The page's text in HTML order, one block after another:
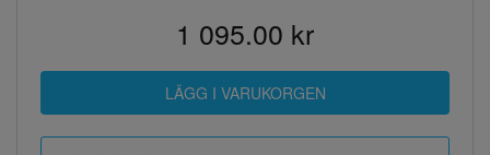
1 095.00 kr